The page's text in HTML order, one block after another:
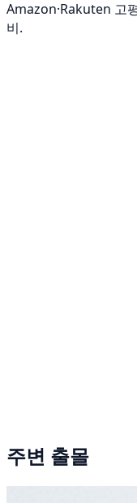
Amazon·Rakuten 고
비.
주변 출몰